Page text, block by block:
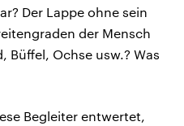
Der Lappe ohne sein
der Mensch
Büffel, Ochse usw.? Was
Begleiter entwertet,